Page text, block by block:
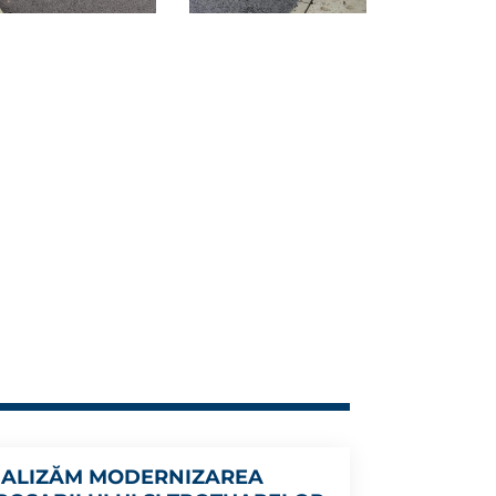
MODERNIZAREA